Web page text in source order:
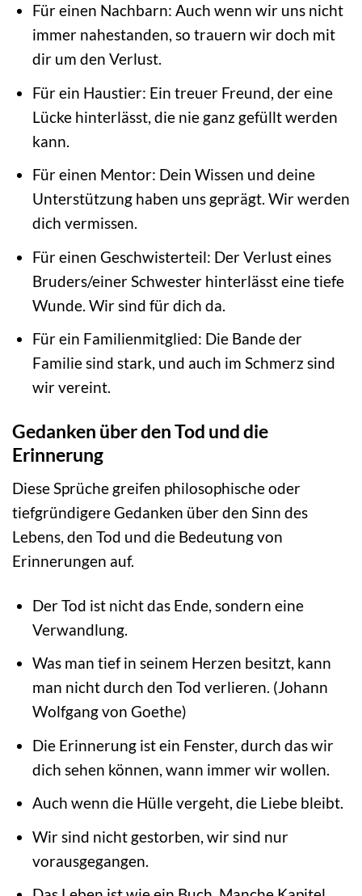
Für einen Nachbarn: Auch wenn wir uns nicht
immer nahestanden, so trauern wir doch mit
dir um den Verlust.
Für ein Haustier: Ein treuer Freund, der eine
Lücke hinterlässt, die nie ganz gefüllt werden
kann.
Für einen Mentor: Dein Wissen und deine
Unterstützung haben uns geprägt. Wir werden
dich vermissen.
Für einen Geschwisterteil: Der Verlust eines
Bruders/einer Schwester hinterlässt eine tiefe
Wunde. Wir sind für dich da.
Für ein Familienmitglied: Die Bande der
Familie sind stark, und auch im Schmerz sind
wir vereint.
Gedanken über den Tod und die
Erinnerung
Diese Sprüche greifen philosophische oder
tiefgründigere Gedanken über den Sinn des
Lebens, den Tod und die Bedeutung von
Erinnerungen auf.
Der Tod ist nicht das Ende, sondern eine
Verwandlung.
Was man tief in seinem Herzen besitzt, kann
man nicht durch den Tod verlieren. (Johann
Wolfgang von Goethe)
Die Erinnerung ist ein Fenster, durch das wir
dich sehen können, wann immer wir wollen.
Auch wenn die Hülle vergeht, die Liebe bleibt.
Wir sind nicht gestorben, wir sind nur
vorausgegangen.